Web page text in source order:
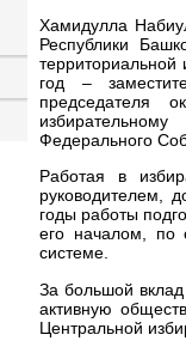
Хамидулла
Республики
территориальной
год –
председателя
Федерального
Работая в
руководителем,
годы работы
его началом, по
системе.
За большой
активную
Центральной